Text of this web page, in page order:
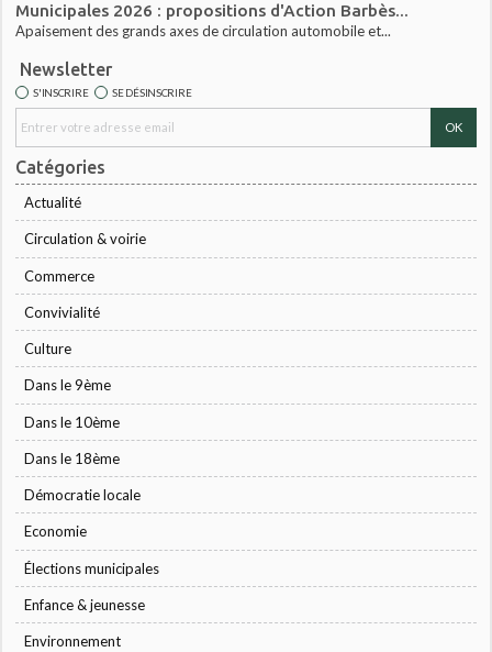
Municipales 2026 : propositions d'Action Barbès...
Apaisement des grands axes de circulation automobile et...
Newsletter
S'INSCRIRE SE DÉSINSCRIRE
Catégories
Actualité
Circulation & voirie
Commerce
Convivialité
Culture
Dans le 9ème
Dans le 10ème
Dans le 18ème
Démocratie locale
Economie
Élections municipales
Enfance & jeunesse
Environnement